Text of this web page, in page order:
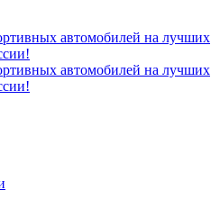
автомобилей на лучших
автомобилей на лучших